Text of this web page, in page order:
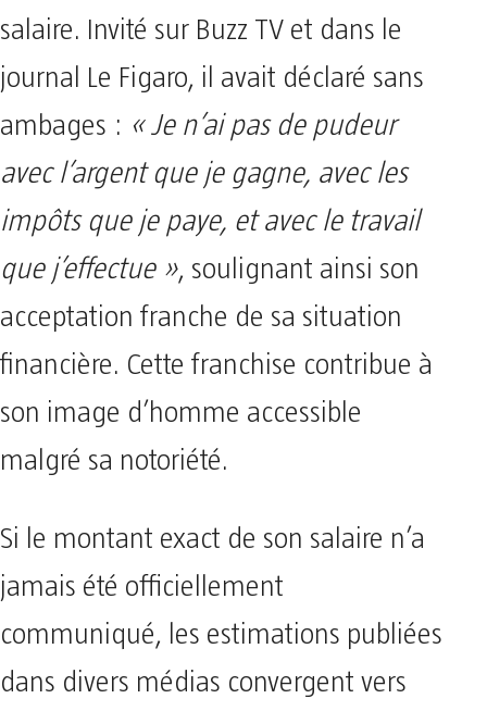
salaire. Invité sur Buzz TV et dans le
journal Le Figaro, il avait déclaré sans
ambages : « Je n’ai pas de pudeur
avec l’argent que je gagne, avec les
impôts que je paye, et avec le travail
que j’effectue », soulignant ainsi son
acceptation franche de sa situation
financière. Cette franchise contribue à
son image d’homme accessible
malgré sa notoriété.
Si le montant exact de son salaire n’a
jamais été officiellement
communiqué, les estimations publiées
dans divers médias convergent vers